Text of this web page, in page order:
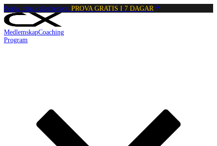
Börja träna calisthenics: PROVA GRATIS I 7 DAGAR
MedlemskapCoaching
Program